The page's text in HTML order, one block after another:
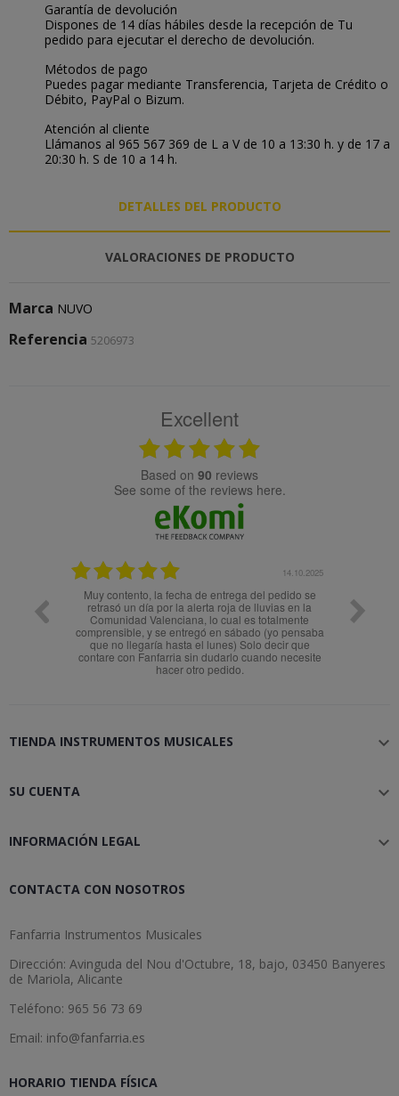
Garantía de devolución
Dispones de 14 días hábiles desde la recepción de Tu
pedido para ejecutar el derecho de devolución.
Métodos de pago
Puedes pagar mediante Transferencia, Tarjeta de Crédito o
Débito, PayPal o Bizum.
Atención al cliente
Llámanos al 965 567 369 de L a V de 10 a 13:30 h. y de 17 a
20:30 h. S de 10 a 14 h.
DETALLES DEL PRODUCTO
VALORACIONES DE PRODUCTO
Marca NUVO
Referencia 5206973
Excellent
based on 90 reviews
see some of the reviews here.
Superó
14.10.2025
Muy contento, la fecha de entrega del pedido se
retrasó un día por la alerta roja de lluvias en la
Comunidad Valenciana, lo cual es totalmente
comprensible, y se entregó en sábado (yo pensaba
que no llegaría hasta el lunes) Solo decir que
contare con Fanfarria sin dudarlo cuando necesite
hacer otro pedido.
TIENDA INSTRUMENTOS MUSICALES 
SU CUENTA 
INFORMACIÓN LEGAL 
CONTACTA CON NOSOTROS
Fanfarria Instrumentos Musicales
Dirección: Avinguda del Nou d'Octubre, 18, bajo, 03450 Banyeres
de Mariola, Alicante
Teléfono: 965 56 73 69
Email: info@fanfarria.es
HORARIO TIENDA FÍSICA